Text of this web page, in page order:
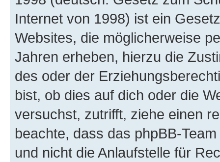
Internet von 1998) ist ein
Websites, die möglicherweise
Jahren erheben, hierzu die
des oder der
bist, ob dies auf dich oder die
versuchst, zutrifft, ziehe einen
beachte, dass das phpBB-
und nicht die Anlaufstelle für